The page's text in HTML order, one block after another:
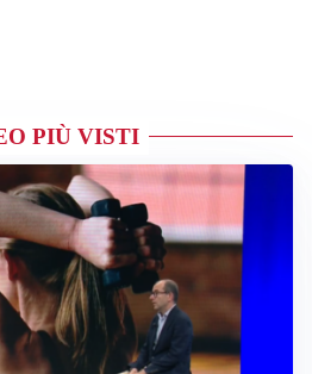
PIÙ VISTI